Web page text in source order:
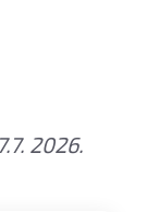
2026.